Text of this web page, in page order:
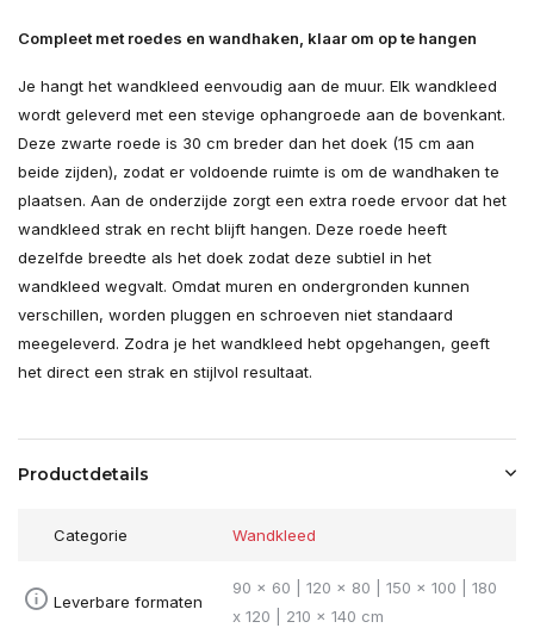
Compleet met roedes en wandhaken, klaar om op te hangen
Je hangt het wandkleed eenvoudig aan de muur. Elk wandkleed
wordt geleverd met een stevige ophangroede aan de bovenkant.
Deze zwarte roede is 30 cm breder dan het doek (15 cm aan
beide zijden), zodat er voldoende ruimte is om de wandhaken te
plaatsen. Aan de onderzijde zorgt een extra roede ervoor dat het
wandkleed strak en recht blijft hangen. Deze roede heeft
dezelfde breedte als het doek zodat deze subtiel in het
wandkleed wegvalt. Omdat muren en ondergronden kunnen
verschillen, worden pluggen en schroeven niet standaard
meegeleverd. Zodra je het wandkleed hebt opgehangen, geeft
het direct een strak en stijlvol resultaat.
Productdetails
Categorie Wandkleed
Leverbare formaten
90 x 60 | 120 x 80 | 150 x 100 | 180
x 120 | 210 x 140 cm